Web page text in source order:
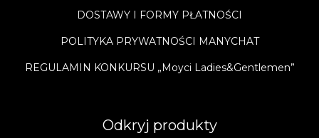
DOSTAWY I FORMY PŁATNOŚCI
POLITYKA PRYWATNOŚCI MANYCHAT
REGULAMIN KONKURSU „Moyci Ladies&Gentlemen”
Odkryj produkty